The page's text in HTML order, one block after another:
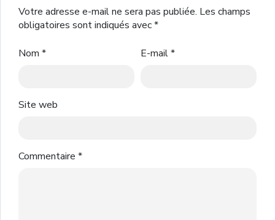
Votre adresse e-mail ne sera pas publiée. Les champs
obligatoires sont indiqués avec*
Nom * E-mail*
Site web
Commentaire *